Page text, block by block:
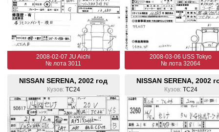
2008-02-07 JU Aichi
№ лота 3011
2008-03-06 USS Tokyo
№ лота 32064
NISSAN SERENA, 2002 год
Кузов: TC24
NISSAN SERENA, 2002
Кузов: TC24